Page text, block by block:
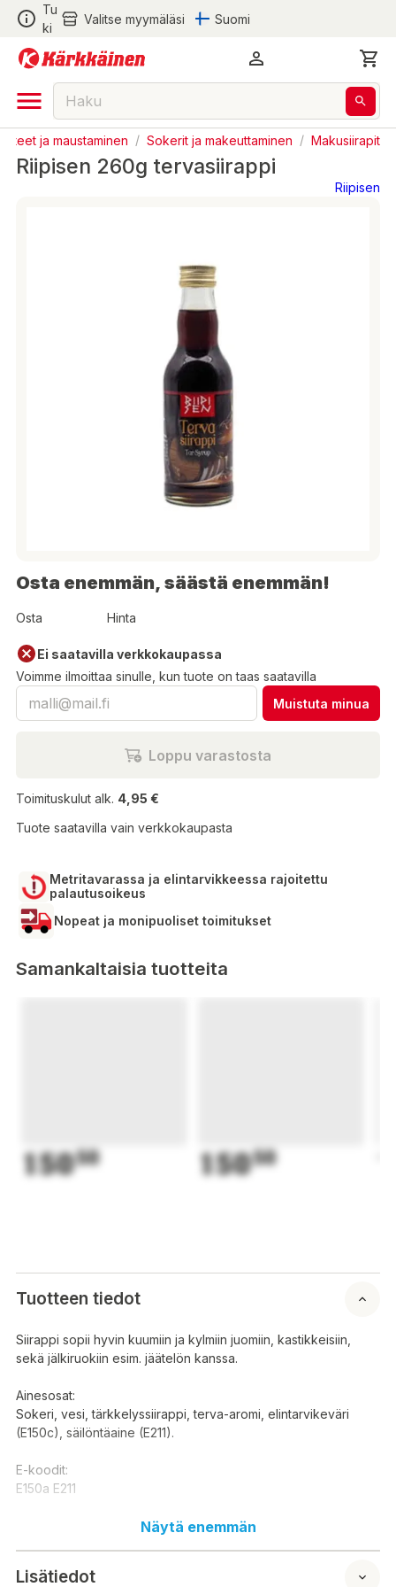
Tu
ki
Valitse myymäläsi Suomi
ja maustaminen / Sokerit ja makeuttaminen / Makusiirapit
Riipisen 260g tervasiirappi
Riipisen
Osta enemmän, säästä enemmän!
Osta Hinta
Ei saatavilla verkkokaupassa
Voimme ilmoittaa sinulle, kun tuote on taas saatavilla
Muistuta minua
Loppu varastosta
Toimituskulut alk. 4,95 €
Tuote saatavilla vain verkkokaupasta
Metritavarassa ja elintarvikkeessa rajoitettu
palautusoikeus
Nopeat ja monipuoliset toimitukset
Samankaltaisia tuotteita
15050 15050
Tuotteen tiedot
Siirappi sopii hyvin kuumiin ja kylmiin juomiin, kastikkeisiin,
sekä jälkiruokiin esim. jäätelön kanssa.
Ainesosat:
Sokeri, vesi, tärkkelyssiirappi, terva-aromi, elintarvikeväri
(E150c), säilöntäaine (E211).
E-koodit:
E150a E211
josta tyydyttynyttä: 0 g
Näytä enemmän
Lisätiedot